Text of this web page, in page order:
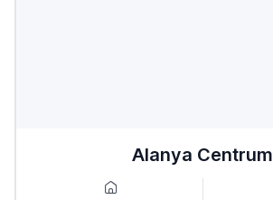
Alanya Centrum